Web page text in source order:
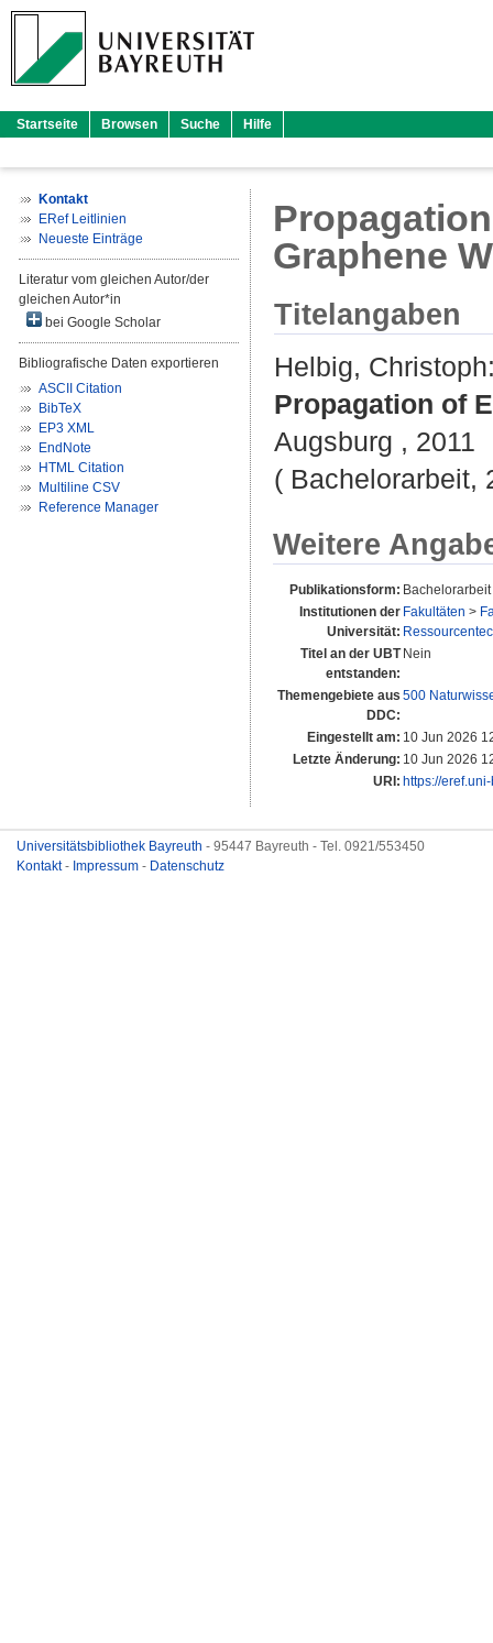
Startseite Browsen Suche Hilfe
Kontakt
ERef Leitlinien
Neueste Einträge
Literatur vom gleichen Autor/der
gleichen Autor*in
bei Google Scholar
Bibliografische Daten exportieren
ASCII Citation
BibTeX
EP3 XML
EndNote
HTML Citation
Multiline CSV
Reference Manager
Graphene
Titelangaben
Helbig, Christoph
Propagation of
Augsburg , 2011
( Bachelorarbeit,
Weitere
Publikationsform: Bachelorarbeit
Institutionen der
Universität:
Fakultäten >
Titel an der UBT
entstanden:
Nein
Themengebiete aus
DDC:
500
Eingestellt am: 10 Jun 2026
Letzte Änderung: 10 Jun 2026
URI: https://
Universitätsbibliothek Bayreuth - 95447 Bayreuth - Tel. 0921/553450
Kontakt- Impressum - Datenschutz